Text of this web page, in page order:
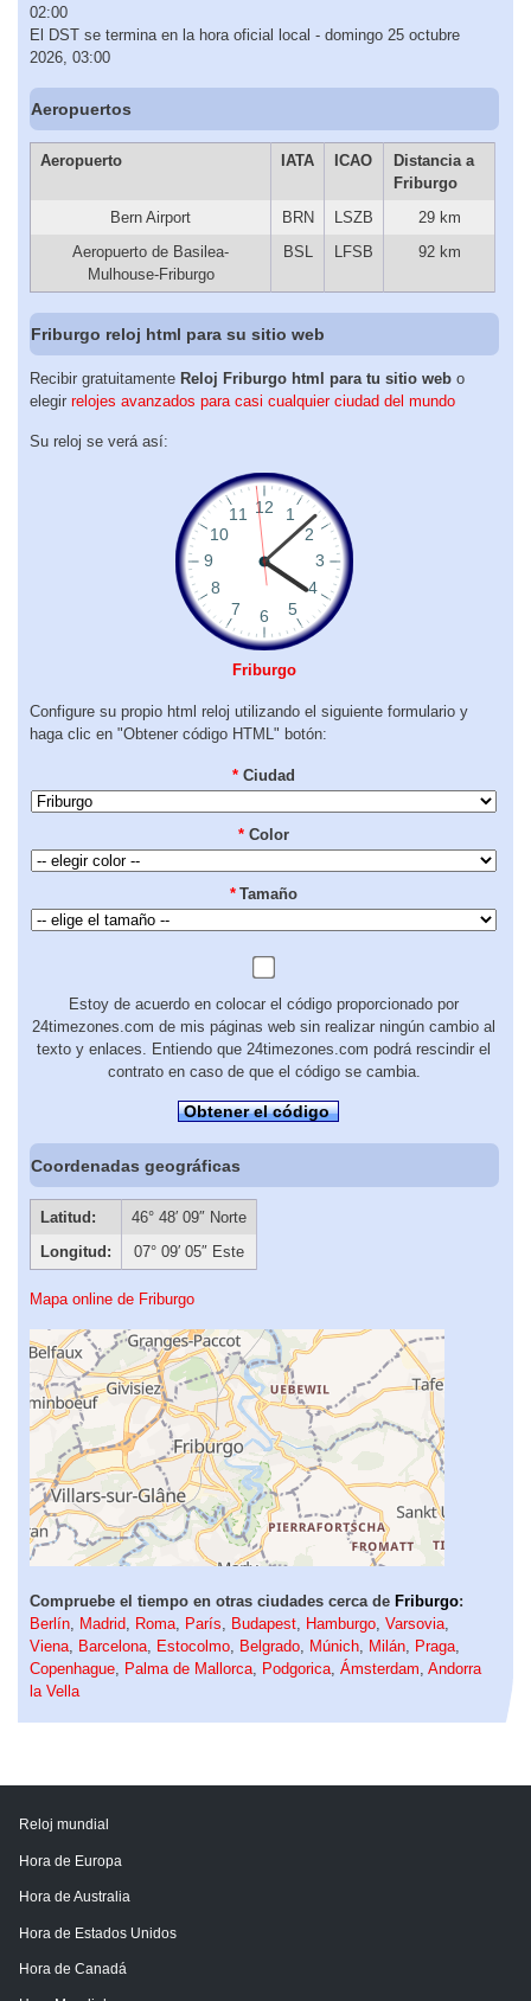
02:00
El DST se termina en la hora oficial local - domingo 25 octubre
2026, 03:00
Aeropuertos
Aeropuerto IATA ICAO
Distancia a
Friburgo
Bern Airport
BRN LSZB
29 km
Aeropuerto de Basilea-
Mulhouse-Friburgo
BSL LFSB 92 km
Friburgo reloj html para su sitio web
Recibir gratuitamente Reloj Friburgo html para tu sitio web o
elegir relojes avanzados para casi cualquier ciudad del mundo
Su reloj se verá así:
Friburgo
Configure su propio html reloj utilizando el siguiente formulario y
haga clic en "Obtener código HTML" botón:
* Ciudad
* Color
* Tamaño
Estoy de acuerdo en colocar el código proporcionado por
24timezones.com de mis páginas web sin realizar ningún cambio al
texto y enlaces. Entiendo que 24timezones.com podrá rescindir el
contrato en caso de que el código se cambia.
Obtener el código
Coordenadas geográficas
Latitud:
46° 48′ 09″ Norte
Longitud:
07° 09′ 05″ Este
Mapa online de Friburgo
Compruebe el tiempo en otras ciudades cerca de Friburgo:
Berlín
Madrid Roma París Budapest Hamburgo Varsovia
Viena
Barcelona Estocolmo Belgrado Múnich Milán Praga
Copenhague
Palma de Mallorca Podgorica Ámsterdam Andorra
la Vella
Reloj mundial
Hora de Europa
Hora de Australia
Hora de Estados Unidos
Hora de Canadá